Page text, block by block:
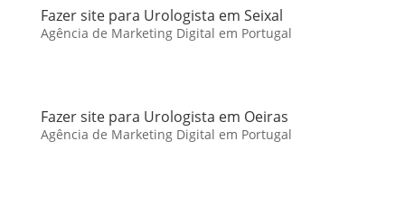
Fazer site para Urologista em Seixal
Agência de Marketing Digital em Portugal
Fazer site para Urologista em Oeiras
Agência de Marketing Digital em Portugal